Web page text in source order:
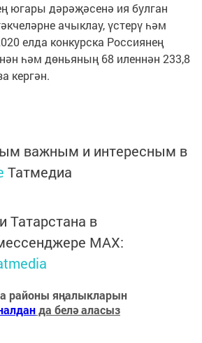
югары дәрәҗәсенә ия булган
ачыклау, үстерү һәм
елда конкурска Россиянең
һәм дөньяның 68 иленнән 233,8
кергән.
важным и интересным в
Татмедиа
Татарстана в
MАХ:
районы яңалыкларын
да белә аласыз